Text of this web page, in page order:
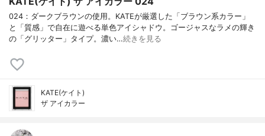
024：ダークブラウンの使用。KATEが厳選した「ブラウン系カラー」
と「質感」で自在に遊べる単色アイシャドウ。ゴージャスなラメの輝き
の「グリッター」タイプ。濃い…続きを見る
KATE(ケイト)
ザ アイカラー